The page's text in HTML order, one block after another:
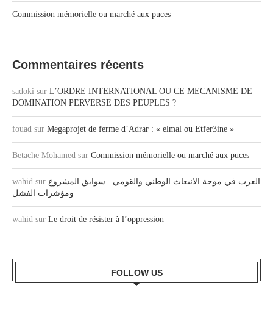
Commission mémorielle ou marché aux puces
Commentaires récents
sadoki sur L’ORDRE INTERNATIONAL OU CE MECANISME DE
DOMINATION PERVERSE DES PEUPLES ?
fouad sur Megaprojet de ferme d’Adrar : « elmal ou Etfer3ine »
Betache Mohamed sur Commission mémorielle ou marché aux puces
wahid sur العرب في موجة الانبعاث الوطني والقومي.. سوابق المشروع
ومؤشرات الفشل
wahid sur Le droit de résister à l’oppression
FOLLOW US